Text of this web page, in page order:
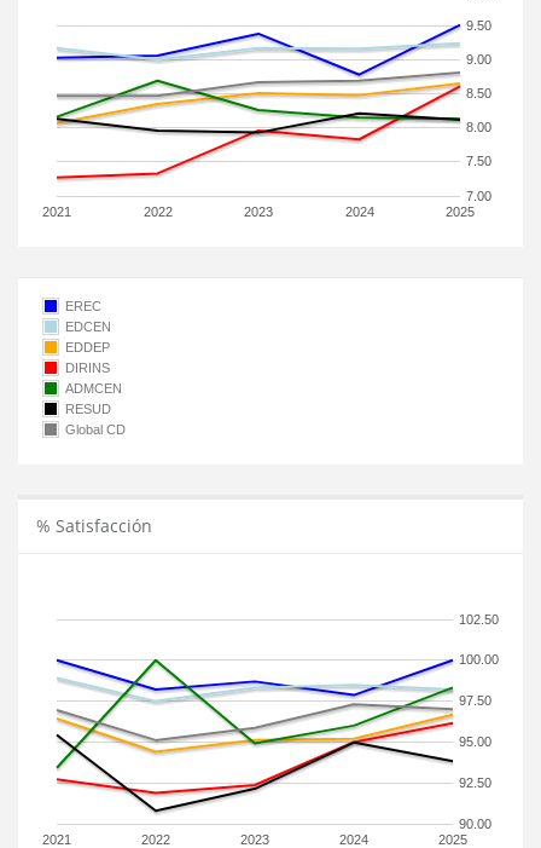
2021 2022 2023 2024 2025
7.00
7.50
8.00
8.50
9.00
9.50
EREC
EDCEN
EDDEP
DIRINS
ADMCEN
RESUD
Global CD
% Satisfacción
2021 2022 2023 2024 2025
90.00
92.50
95.00
97.50
100.00
102.50